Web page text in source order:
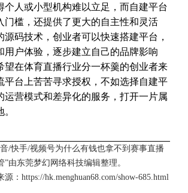
个人或小型机构难以立足，而自建平台
门槛，还提供了更大的自主性和灵活
源码技术，创业者可以快速搭建平台，
用户体验，逐步建立自己的品牌影响
望在体育直播行业分一杯羹的创业者来
平台上苦苦寻求授权，不如选择自建平
运营模式和差异化的服务，打开一片属
/快手/视频号为什么有钱也拿不到赛事直播
”由东莞梦幻网络科技编辑整理。
源： https://hk.menghuan68.com/show-685.html